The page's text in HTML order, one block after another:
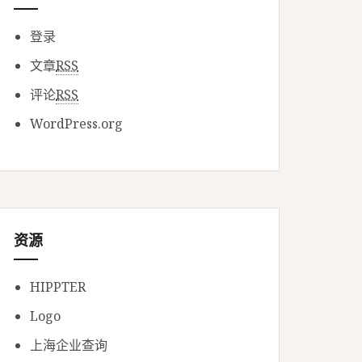
登录
文章RSS
评论RSS
WordPress.org
资源
HIPPTER
Logo
上海企业查询